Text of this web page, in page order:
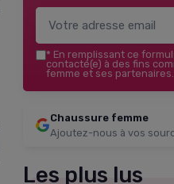
* En remplissant ce
contacté(e) à des fins
femme et ses partenaires.
Chaussure femme
Ajoutez-nous à vos
Les plus lus